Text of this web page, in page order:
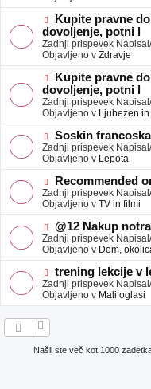
o
b
a
v
e
N
o
v
e
o
b
a
v
e
Kupite pravne
dovoljenje, potni l
Zadnji prispevek
Objavljeno v Zdravje
N
o
v
e
o
b
j
a
v
e
Kupite pravne
dovoljenje, potni l
Zadnji prispevek
Objavljeno v Ljubezen
N
o
v
e
o
b
j
a
v
e
Soskin
Zadnji prispevek
Objavljeno v Lepota
N
o
v
e
o
b
j
a
v
e
Recommended
Zadnji prispevek
Objavljeno v TV in filmi
N
o
v
e
o
b
j
a
@12 Nakup
Zadnji prispevek
Objavljeno v Dom,
N
o
v
e
a
trening lekcije v
Zadnji prispevek
Objavljeno v Mali oglasi
Našli ste več kot 1000